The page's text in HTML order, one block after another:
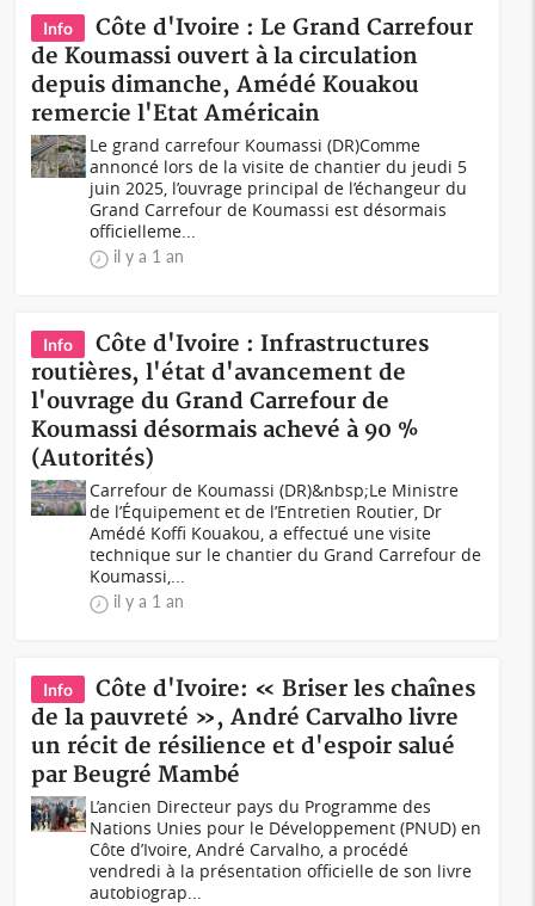
Info
Côte d'Ivoire : Le Grand Carrefour
de Koumassi ouvert à la circulation
depuis dimanche, Amédé Kouakou
remercie l'Etat Américain
Le grand carrefour Koumassi (DR)Comme
annoncé lors de la visite de chantier du jeudi 5
juin 2025, l’ouvrage principal de l’échangeur du
Grand Carrefour de Koumassi est désormais
officielleme...
il y a 1 an
Info
Côte d'Ivoire : Infrastructures
routières, l'état d'avancement de
l'ouvrage du Grand Carrefour de
Koumassi désormais achevé à 90 %
(Autorités)
Carrefour de Koumassi (DR)&nbsp;Le Ministre
de l’Équipement et de l’Entretien Routier, Dr
Amédé Koffi Kouakou, a effectué une visite
technique sur le chantier du Grand Carrefour de
Koumassi,...
il y a 1 an
Info
Côte d'Ivoire: « Briser les chaînes
de la pauvreté », André Carvalho livre
un récit de résilience et d'espoir salué
par Beugré Mambé
L’ancien Directeur pays du Programme des
Nations Unies pour le Développement (PNUD) en
Côte d’Ivoire, André Carvalho, a procédé
vendredi à la présentation officielle de son livre
autobiograp...